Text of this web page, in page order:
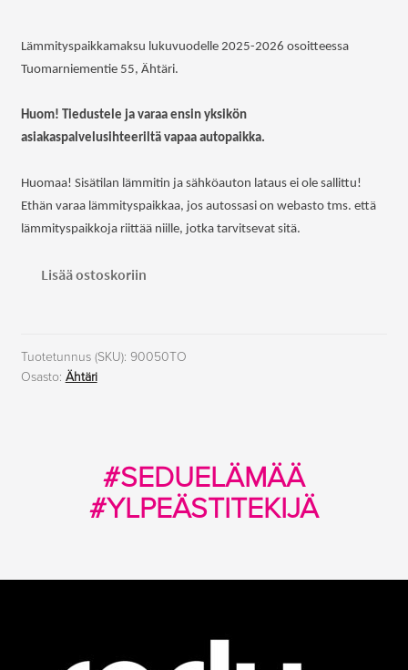
Lämmityspaikkamaksu lukuvuodelle 2025-2026 osoitteessa
Tuomarniementie 55, Ähtäri.
Huom! Tiedustele ja varaa ensin yksikön
asiakaspalvelusihteeriltä vapaa autopaikka.
Huomaa! Sisätilan lämmitin ja sähköauton lataus ei ole sallittu!
Ethän varaa lämmityspaikkaa, jos autossasi on webasto tms. että
lämmityspaikkoja riittää niille, jotka tarvitsevat sitä.
Ähtäri
määrä
Lisää ostoskoriin
Tuotetunnus (SKU): 90050TO
Osasto: Ähtäri
#SEDUELÄMÄÄ
#YLPEÄSTITEKIJÄ